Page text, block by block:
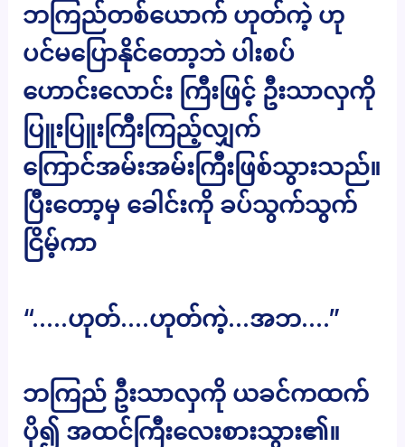
ဘကြည်တစ်ယောက် ဟုတ်ကဲ့ ဟု
ပင်မပြောနိုင်တော့ဘဲ ပါးစပ်
ဟောင်းလောင်း ကြီးဖြင့် ဦးသာလှကို
ပြူးပြူးကြီးကြည့်လျှက်
ကြောင်အမ်းအမ်းကြီးဖြစ်သွားသည်။
ပြီးတော့မှ ခေါင်းကို ခပ်သွက်သွက်
ငြိမ့်ကာ
“…..ဟုတ်….ဟုတ်ကဲ့…အဘ….”
ဘကြည် ဦးသာလှကို ယခင်ကထက်
ပို၍ အထင်ကြီးလေးစားသွား၏။